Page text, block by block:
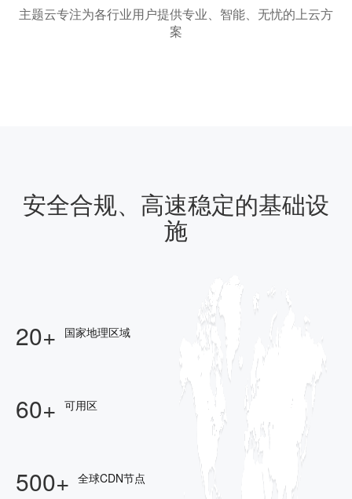
主题云专注为各行业用户提供专业、智能、无忧的上云方
案
安全合规、高速稳定的基础设
施
20+ 国家地理区域
60+ 可用区
500+ 全球CDN节点